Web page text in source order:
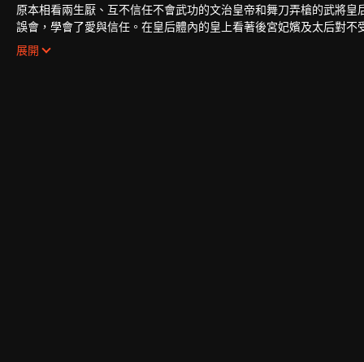
原本相看兩生厭、互不信任不會武功的文治皇帝和舞刀弄槍的武將
誤會，學會了愛與信任。在皇后體內的皇上看著後宮妃嬪及太后對
處於皇上體內的皇后也終於明白為什麼皇上對自己的家族保有猜疑。
展開